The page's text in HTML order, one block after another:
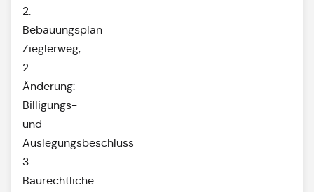
2.
Bebauungsplan
Zieglerweg,
2.
Änderung:
Billigungs-
und
Auslegungsbeschluss
3.
Baurechtliche